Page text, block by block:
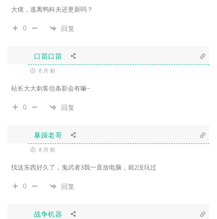
大佬，逃离鸭科夫还更新吗？
0 回复
口苗口苗
8 月 前
站长大大刺客信条影会有嘛~
0 回复
暴躁老哥
8 月 前
找这东西好久了，鬼武者3我一直放电脑，就2没玩过
0 回复
战争机器